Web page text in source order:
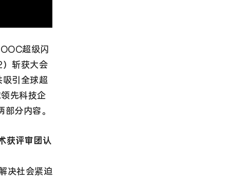
超级闪
斩获大会
吸引全球超
先科技企
分内容。
获评审团认
决社会紧迫